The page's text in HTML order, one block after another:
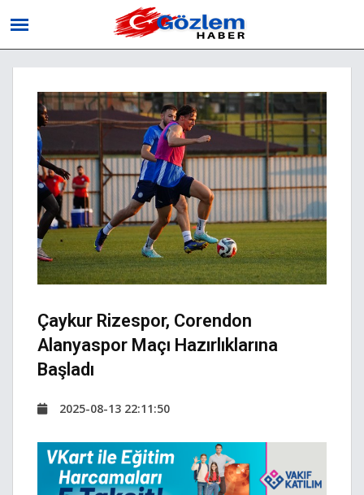
Çaykur Rizespor, Corendon
Alanyaspor Maçı Hazırlıklarına
Başladı
2025-08-13 22:11:50